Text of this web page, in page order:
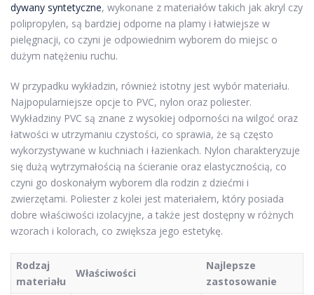
dywany syntetyczne, wykonane z materiałów takich jak akryl czy
polipropylen, są bardziej odporne na plamy i łatwiejsze w
pielęgnacji, co czyni je odpowiednim wyborem do miejsc o
dużym natężeniu ruchu.
W przypadku wykładzin, również istotny jest wybór materiału.
Najpopularniejsze opcje to PVC, nylon oraz poliester.
Wykładziny PVC są znane z wysokiej odporności na wilgoć oraz
łatwości w utrzymaniu czystości, co sprawia, że są często
wykorzystywane w kuchniach i łazienkach. Nylon charakteryzuje
się dużą wytrzymałością na ścieranie oraz elastycznością, co
czyni go doskonałym wyborem dla rodzin z dziećmi i
zwierzętami. Poliester z kolei jest materiałem, który posiada
dobre właściwości izolacyjne, a także jest dostępny w różnych
wzorach i kolorach, co zwiększa jego estetykę.
Rodzaj
materiału
Właściwości
Najlepsze
zastosowanie